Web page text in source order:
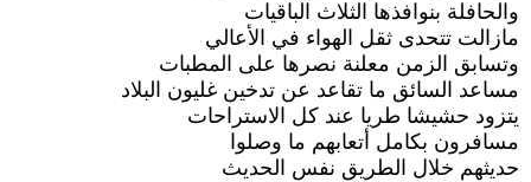
والحافلة بنوافذها الثلاث الباقيات
مازالت تتحدى ثقل الهواء في الأعالي
وتسابق الزمن معلنة نصرها على المطبات
مساعد السائق ما تقاعد عن تدخين غليون البلاد
يتزود حشيشا طريا عند كل الاستراحات
مسافرون بكامل أتعابهم ما وصلوا
حديثهم خلال الطريق نفس الحديث